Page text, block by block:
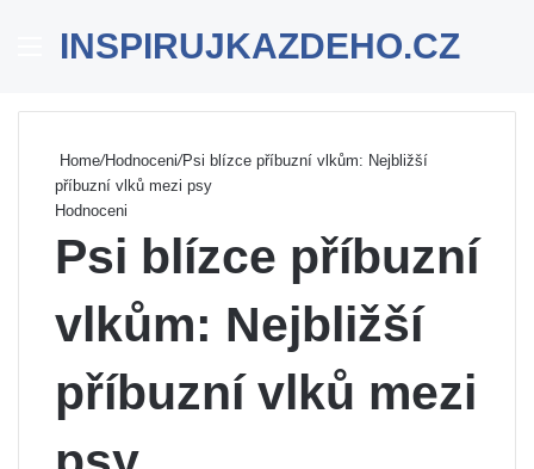
Menu
INSPIRUJKAZDEHO.CZ
Home/Hodnoceni/Psi blízce příbuzní vlkům: Nejbližší
příbuzní vlků mezi psy
Hodnoceni
Psi blízce příbuzní
vlkům: Nejbližší
příbuzní vlků mezi